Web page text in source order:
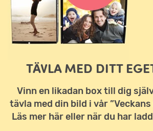
TÄVLA MED DITT
Vinn en likadan box till dig
tävla med din bild i vår
Läs mer här eller när du har